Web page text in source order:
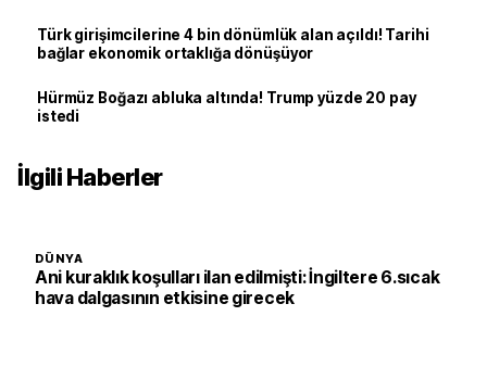
Türk girişimcilerine 4 bin dönümlük alan açıldı! Tarihi
bağlar ekonomik ortaklığa dönüşüyor
Hürmüz Boğazı abluka altında! Trump yüzde 20 pay
istedi
İlgili Haberler
DÜNYA
Ani kuraklık koşulları ilan edilmişti: İngiltere 6.sıcak
hava dalgasının etkisine girecek